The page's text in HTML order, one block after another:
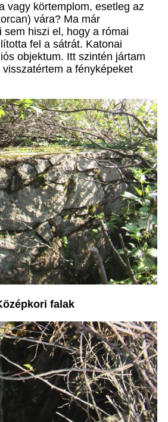
vagy körtemplom, esetleg az
vára? Ma már
sem hiszi el, hogy a római
fel a sátrát. Katonai
objektum. Itt szintén jártam
a fényképeket
falak